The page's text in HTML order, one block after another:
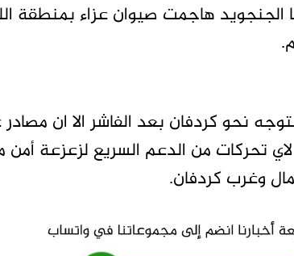
الجنجويد هاجمت صيوان عزاء بمنطقة
نحو كردفان بعد الفاشر الا ان
تحركات من الدعم السريع لزعزعة أمن
وغرب كردفان.